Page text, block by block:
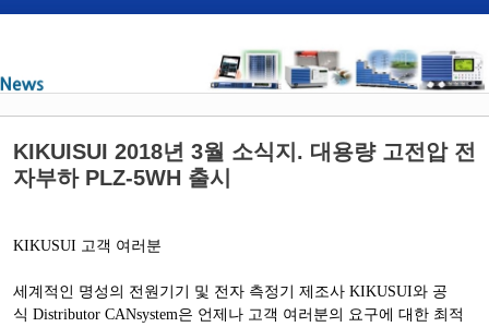
KIKUISUI 2018년 3월 소식지. 대용량 고전압 전
자부하 PLZ-5WH 출시
KIKUSUI 고객 여러분
세계적인 명성의 전원기기 및 전자 측정기 제조사 KIKUSUI와 공
식 Distributor CANsystem은 언제나 고객 여러분의 요구에 대한 최적